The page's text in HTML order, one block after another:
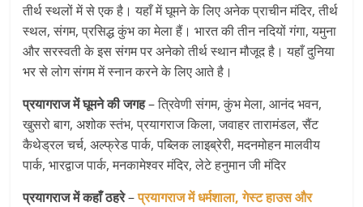
तीर्थ स्थलों में से एक है। यहाँ में घूमने के लिए अनेक प्राचीन मंदिर, तीर्थ
स्थल, संगम, प्रसिद्ध कुंभ का मेला हैं। भारत की तीन नदियों गंगा, यमुना
और सरस्वती के इस संगम पर अनेको तीर्थ स्थान मौजूद है। यहाँ दुनिया
भर से लोग संगम में स्नान करने के लिए आते है।
प्रयागराज में घूमने की जगह– त्रिवेणी संगम, कुंभ मेला, आनंद भवन,
खुसरो बाग, अशोक स्तंभ, प्रयागराज किला, जवाहर तारामंडल, सैंट
कैथेड्रल चर्च, अल्फ्रेड पार्क, पब्लिक लाइब्रेरी, मदनमोहन मालवीय
पार्क, भारद्वाज पार्क, मनकामेश्वर मंदिर, लेटे हनुमान जी मंदिर
प्रयागराज में कहाँ ठहरे–प्रयागराज में धर्मशाला, गेस्ट हाउस और